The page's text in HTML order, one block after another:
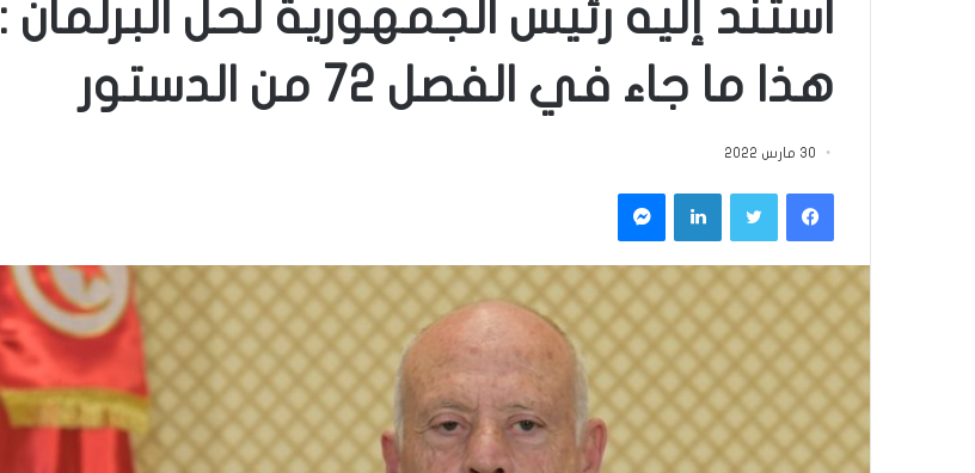
استند إليه رئيس الجمهورية لحل البرلمان :
هذا ما جاء في الفصل 72 من الدستور
30 مارس 2022
فيسبوكتويتر لينكدإن ماسنجر